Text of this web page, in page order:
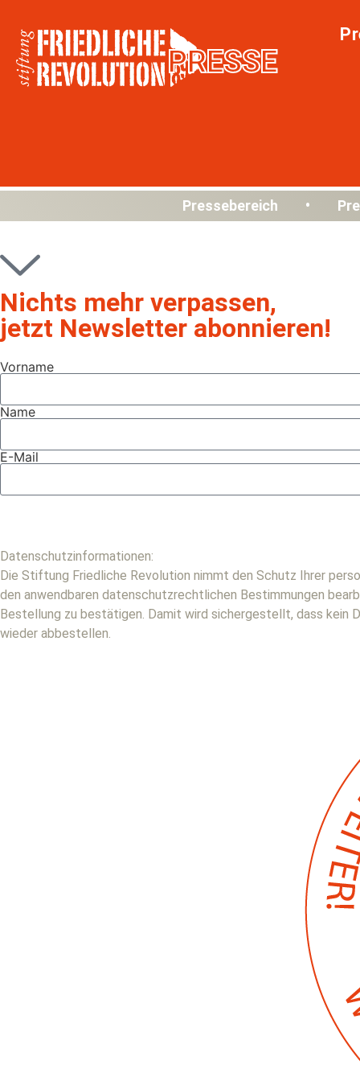
PRESSE
Pressebereich •
Nichts mehr verpassen,
jetzt Newsletter abonnieren!
Vorname
Name
E-Mail
Datenschutzinformationen:
Die Stiftung Friedliche Revolution nimmt den Schutz Ihrer
den anwendbaren datenschutzrechtlichen Bestimmungen
Bestellung zu bestätigen. Damit wird sichergestellt, dass kein
wieder abbestellen.